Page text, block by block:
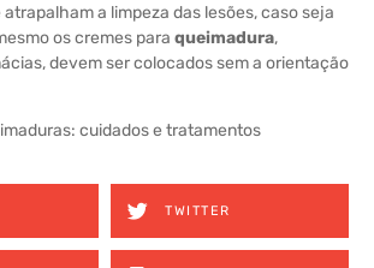
a limpeza das lesões, caso seja
os cremes para queimadura,
devem ser colocados sem a orientação
cuidados e tratamentos
TWITTER